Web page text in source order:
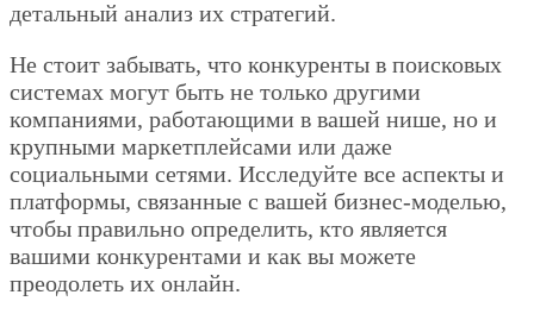
детальный анализ их стратегий.
Не стоит забывать, что конкуренты в поисковых
системах могут быть не только другими
компаниями, работающими в вашей нише, но и
крупными маркетплейсами или даже
социальными сетями. Исследуйте все аспекты и
платформы, связанные с вашей бизнес-моделью,
чтобы правильно определить, кто является
вашими конкурентами и как вы можете
преодолеть их онлайн.